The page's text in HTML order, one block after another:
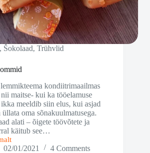
, Šokolaad, Trühvlid
kondiitrimaailmas
maitse- kui ka tööelamuse
meeldib siin elus, kui asjad
oma sõnakuulmatusega.
alati – õigete töövõtete ja
käitub see…
02/01/2021 4 Comments